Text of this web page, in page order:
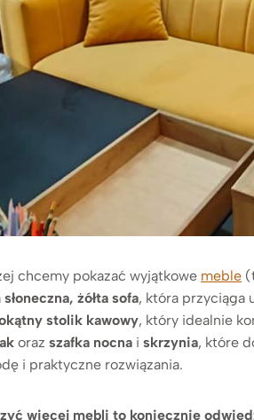
chcemy pokazać wyjątkowe meble
słoneczna, żółta sofa, która przyciąga
stolik kawowy, który idealnie
oraz szafka nocna i skrzynia, które
i praktyczne rozwiązania.
więcej mebli to koniecznie